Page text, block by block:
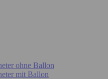
ohne Ballon
mit Ballon